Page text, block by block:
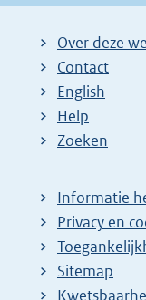
Over deze
Contact
English
Help
Zoeken
Informatie
Privacy en
Sitemap
E